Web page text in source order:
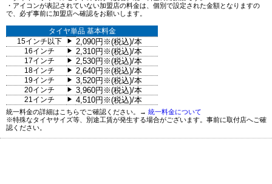
・アイコンが表記されていない加盟店の料金は、個別で設定された金額となりますの
で、必ず事前に加盟店へ確認をお願いします。
タイヤ単品 基本料金
15インチ以下
▶ 2,090円※(税込)/本
16インチ ▶ 2,310円※(税込)/本
17インチ ▶ 2,530円※(税込)/本
18インチ ▶ 2,640円※(税込)/本
19インチ ▶ 3,520円※(税込)/本
20インチ ▶ 3,960円※(税込)/本
21インチ ▶ 4,510円※(税込)/本
統一料金の詳細はこちらでご確認ください。→ 統一料金について
※特殊なタイヤサイズ等、別途工賃が発生する場合がございます。事前に取付店へご確
認ください。